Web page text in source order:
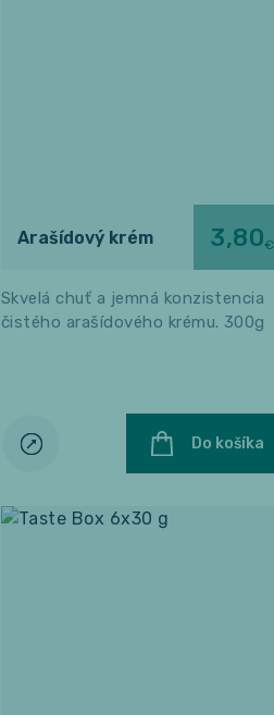
Arašídový krém 3,80€
Skvelá chuť a jemná konzistencia
čistého arašídového krému. 300g
Do košíka